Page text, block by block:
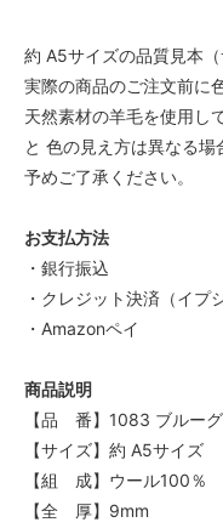
約 A5サイズの品質見本（
実際の商品のご注文前に
天然素材の羊毛を使用し
と 色の見え方は異なる場
予めご了承ください。
お支払方法
・銀行振込
・クレジット決済（イプ
・Amazonペイ
商品説明
【品 番】1083 ブルー
【サイズ】約 A5サイズ
【組 成】ウール100％
【全 厚】9mm